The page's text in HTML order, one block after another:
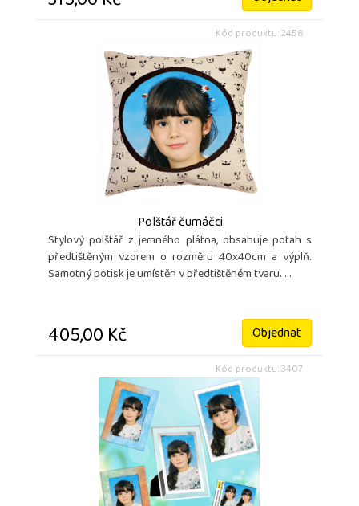
Kód produktu: 2458
Polštář čumáčci
Stylový polštář z jemného plátna, obsahuje potah s
předtištěným vzorem o rozměru 40x40cm a výplň.
Samotný potisk je umístěn v předtištěném tvaru. ...
405,00 Kč Objednat
Kód produktu: 3407